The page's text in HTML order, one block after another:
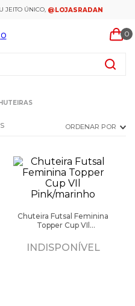
JEITO ÚNICO, @LOJASRADAN
0
ORDENAR POR
Chuteira Futsal Feminina
Topper Cup VIl
INDISPONÍVEL